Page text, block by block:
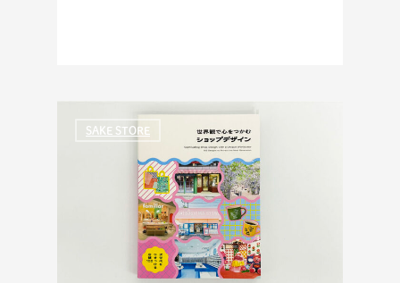
SAKE STORE